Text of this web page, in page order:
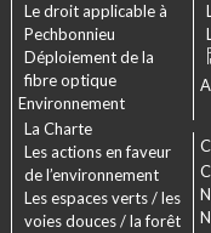
Le droit applicable à
Pechbonnieu
Déploiement de la
fibre optique
Environnement
La Charte
Les actions en faveur
de l’environnement
Les espaces verts / les
voies douces / la forêt